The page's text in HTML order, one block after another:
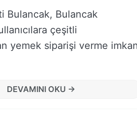
Bulancak, Bulancak
çeşitli
yemek siparişi verme
DEVAMINI OKU →